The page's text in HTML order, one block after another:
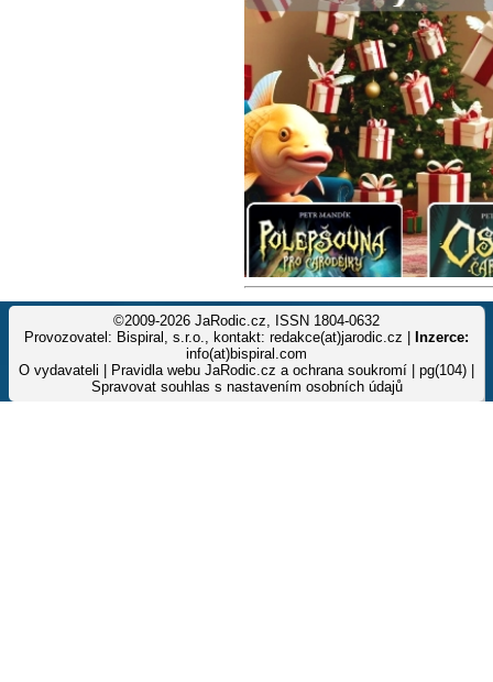
©2009-2026 JaRodic.cz, ISSN 1804-0632
Provozovatel: Bispiral, s.r.o., kontakt: redakce(at)jarodic.cz |
Inzerce:
info(at)bispiral.com
O vydavateli
Pravidla webu JaRodic.cz a ochrana soukromí | pg(104) |
Spravovat souhlas s nastavením osobních údajů